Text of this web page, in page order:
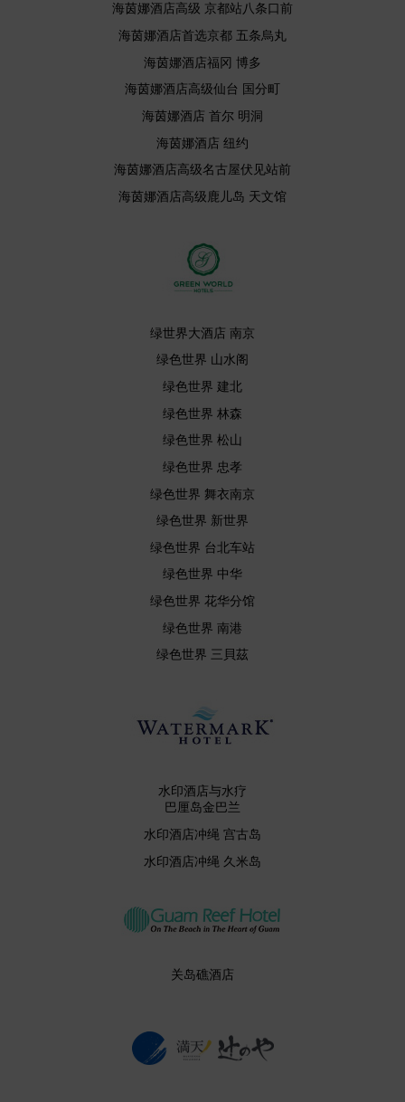
海茵娜酒店高级 京都站八条口前
海茵娜酒店首选京都 五条烏丸
海茵娜酒店福冈 博多
海茵娜酒店高级仙台 国分町
海茵娜酒店 首尔 明洞
海茵娜酒店 纽约
海茵娜酒店高级名古屋伏见站前
海茵娜酒店高级鹿儿岛 天文馆
绿世界大酒店 南京
绿色世界 山水阁
绿色世界 建北
绿色世界 林森
绿色世界 松山
绿色世界 忠孝
绿色世界 舞衣南京
绿色世界 新世界
绿色世界 台北车站
绿色世界 中华
绿色世界 花华分馆
绿色世界 南港
绿色世界 三貝茲
水印酒店与水疗
巴厘岛金巴兰
水印酒店冲绳 宫古岛
水印酒店冲绳 久米岛
关岛礁酒店